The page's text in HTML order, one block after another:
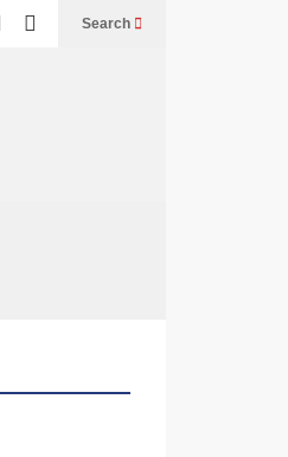
Search